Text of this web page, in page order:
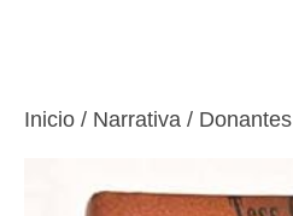
Inicio / Narrativa / Donantes